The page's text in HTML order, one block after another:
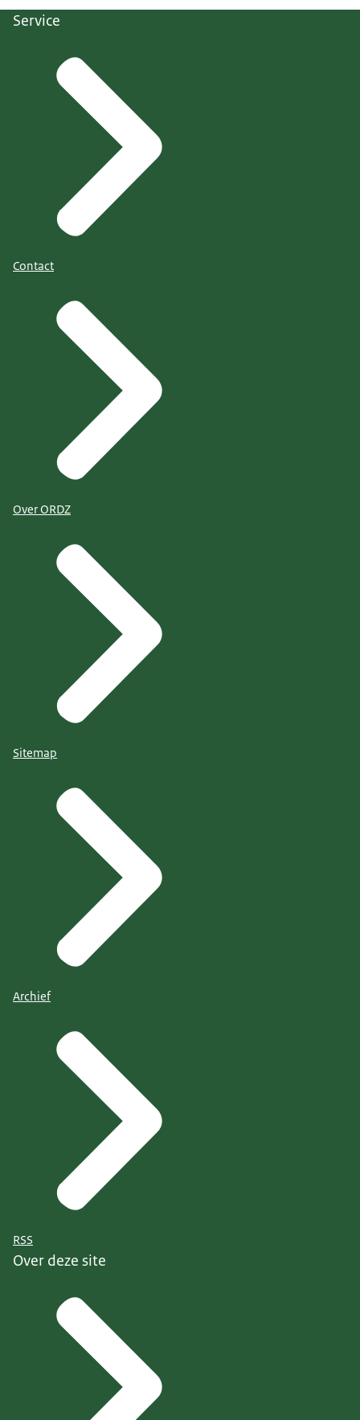
Service
Contact
Over ORDZ
Sitemap
Archief
RSS
Over deze site